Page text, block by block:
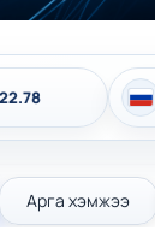
EUR
Арга хэмжээ